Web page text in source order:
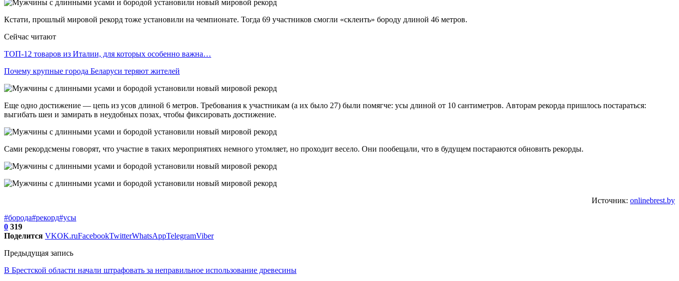
Кстати, прошлый мировой рекорд тоже установили на чемпионате. Тогда 69 участников смогли «склеить» бороду длиной 46 метров.
Сейчас читают
ТОП-12 товаров из Италии, для которых особенно важна…
Почему крупные города Беларуси теряют жителей
Еще одно достижение — цепь из усов длиной 6 метров. Требования к участникам (а их было 27) были помягче: усы длиной от 10 сантиметров. Авторам рекорда пришлось постараться:
выгибать шеи и замирать в неудобных позах, чтобы фиксировать достижение.
Сами рекордсмены говорят, что участие в таких мероприятиях немного утомляет, но проходит весело. Они пообещали, что в будущем постараются обновить рекорды.
Источник: onlinebrest.by
#борода#рекорд#усы
0 319
Поделится VKOK.ruFacebookTwitterWhatsAppTelegramViber
Предыдущая запись
В Брестской области начали штрафовать за неправильное использование древесины